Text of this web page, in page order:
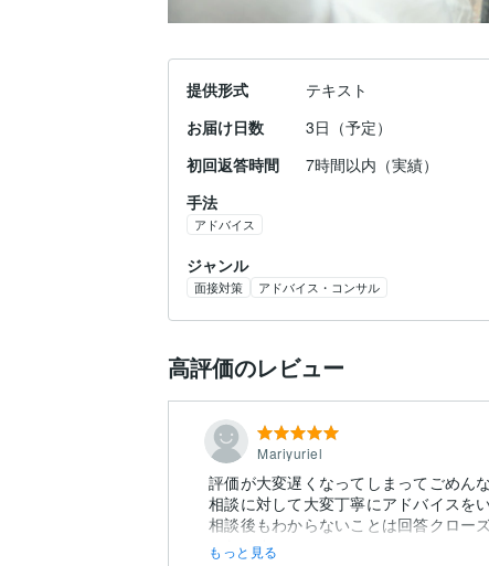
提供形式
テキスト
お届け日数
3日（予定）
初回返答時間
7時間以内（実績）
手法
アドバイス
ジャンル
面接対策 アドバイス・コンサル
高評価のレビュー
Mariyuriel
評価が大変遅くなってしまってごめんな
相談に対して大変丁寧にアドバイスを
相談後もわからないことは回答クロー
ったです。
もっと見る